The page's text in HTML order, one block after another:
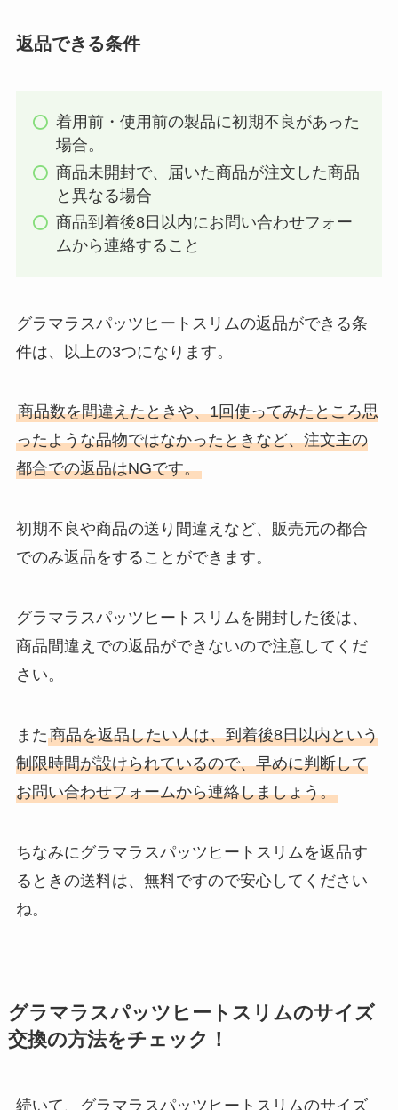
返品できる条件
着用前・使用前の製品に初期不良があった
場合。
商品未開封で、届いた商品が注文した商品
と異なる場合
商品到着後8日以内にお問い合わせフォー
ムから連絡すること
グラマラスパッツヒートスリムの返品ができる条
件は、以上の3つになります。
商品数を間違えたときや、1回使ってみたところ思
ったような品物ではなかったときなど、注文主の
都合での返品はNGです。
初期不良や商品の送り間違えなど、販売元の都合
でのみ返品をすることができます。
グラマラスパッツヒートスリムを開封した後は、
商品間違えでの返品ができないので注意してくだ
さい。
また商品を返品したい人は、到着後8日以内という
制限時間が設けられているので、早めに判断して
お問い合わせフォームから連絡しましょう。
ちなみにグラマラスパッツヒートスリムを返品す
るときの送料は、無料ですので安心してください
ね。
グラマラスパッツヒートスリムのサイズ
交換の方法をチェック！
続いて、グラマラスパッツヒートスリムのサイズ